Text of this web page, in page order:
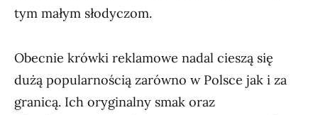
tym małym słodyczom.
Obecnie krówki reklamowe nadal cieszą się
dużą popularnością zarówno w Polsce jak i za
granicą. Ich oryginalny smak oraz